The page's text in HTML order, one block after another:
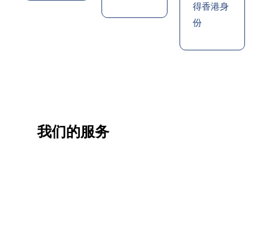
得香港身
份
我们的服务